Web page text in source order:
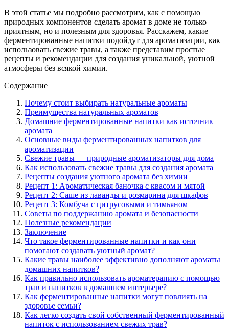
В этой статье мы подробно рассмотрим, как с помощью
природных компонентов сделать аромат в доме не только
приятным, но и полезным для здоровья. Расскажем, какие
ферментированные напитки подойдут для ароматизации, как
использовать свежие травы, а также представим простые
рецепты и рекомендации для создания уникальной, уютной
атмосферы без всякой химии.
Содержание
Почему стоит выбирать натуральные ароматы
Преимущества натуральных ароматов
Домашние ферментированные напитки как источник
аромата
Основные виды ферментированных напитков для
ароматизации
Свежие травы — природные ароматизаторы для дома
Как использовать свежие травы для создания аромата
Рецепты создания уютного аромата без химии
Рецепт 1: Ароматическая баночка с квасом и мятой
Рецепт 2: Саше из лаванды и розмарина для шкафов
Рецепт 3: Комбуча с цитрусовыми и тимьяном
Советы по поддержанию аромата и безопасности
Полезные рекомендации
Заключение
Что такое ферментированные напитки и как они
помогают создавать уютный аромат?
Какие травы наиболее эффективно дополняют ароматы
домашних напитков?
Как правильно использовать ароматерапию с помощью
трав и напитков в домашнем интерьере?
Как ферментированные напитки могут повлиять на
здоровье семьи?
Как легко создать свой собственный ферментированный
напиток с использованием свежих трав?